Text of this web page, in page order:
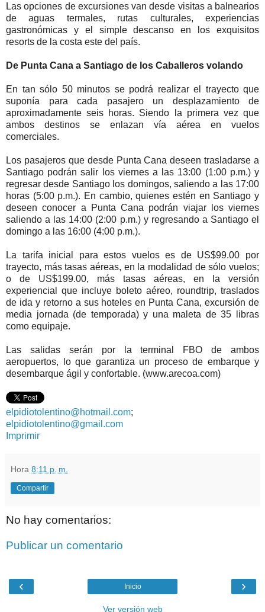
Las opciones de excursiones van desde visitas a balnearios
de aguas termales, rutas culturales, experiencias
gastronómicas y el simple descanso en los exquisitos
resorts de la costa este del país.
De Punta Cana a Santiago de los Caballeros volando
En tan sólo 50 minutos se podrá realizar el trayecto que
suponía para cada pasajero un desplazamiento de
aproximadamente seis horas. Siendo la primera vez que
ambos destinos se enlazan vía aérea en vuelos
comerciales.
Los pasajeros que desde Punta Cana deseen trasladarse a
Santiago podrán salir los viernes a las 13:00 (1:00 p.m.) y
regresar desde Santiago los domingos, saliendo a las 17:00
horas (5:00 p.m.). En cambio, quienes estén en Santiago y
deseen conocer a Punta Cana podrán viajar los viernes
saliendo a las 14:00 (2:00 p.m.) y regresando a Santiago el
domingo a las 16:00 (4:00 p.m.).
La tarifa inicial para estos vuelos es de US$99.00 por
trayecto, más tasas aéreas, en la modalidad de sólo vuelos;
o de US$199.00, más tasas aéreas, en la versión
experiencial que incluye boleto aéreo, roundtrip, traslados
de ida y retorno a sus hoteles en Punta Cana, excursión de
media jornada (de temporada) y una maleta de 35 libras
como equipaje.
Las salidas serán por la terminal FBO de ambos
aeropuertos, lo que garantiza un proceso de embarque y
desembarque ágil y confortable. (www.arecoa.com)
elpidiotolentino@hotmail.com;
elpidiotolentino@gmail.com
Imprimir
Hora 8:11 p. m.
Compartir
No hay comentarios:
Publicar un comentario
‹ ›
Inicio
Ver versión web